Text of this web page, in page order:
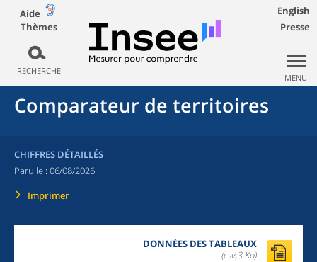
Aide
Thèmes
RECHERCHE
English
Presse
MENU
Comparateur de territoires
CHIFFRES DÉTAILLÉS
Paru le : 06/08/2026
Imprimer
DONNÉES DES TABLEAUX
(csv,3 Ko)